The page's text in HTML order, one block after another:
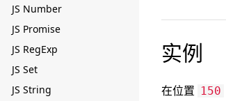
JS Number
JS Promise
JS RegExp
JS Set
JS String
实例
在位置 150